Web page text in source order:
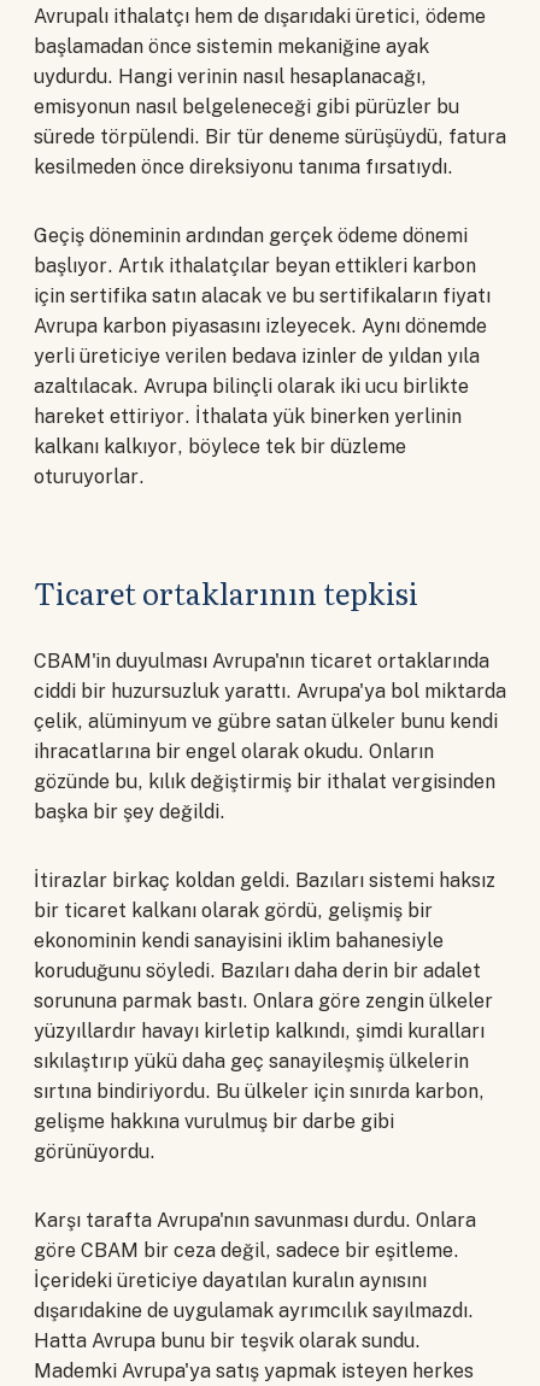
Avrupalı ithalatçı hem de dışarıdaki üretici, ödeme
başlamadan önce sistemin mekaniğine ayak
uydurdu. Hangi verinin nasıl hesaplanacağı,
emisyonun nasıl belgeleneceği gibi pürüzler bu
sürede törpülendi. Bir tür deneme sürüşüydü, fatura
kesilmeden önce direksiyonu tanıma fırsatıydı.
Geçiş döneminin ardından gerçek ödeme dönemi
başlıyor. Artık ithalatçılar beyan ettikleri karbon
için sertifika satın alacak ve bu sertifikaların fiyatı
Avrupa karbon piyasasını izleyecek. Aynı dönemde
yerli üreticiye verilen bedava izinler de yıldan yıla
azaltılacak. Avrupa bilinçli olarak iki ucu birlikte
hareket ettiriyor. İthalata yük binerken yerlinin
kalkanı kalkıyor, böylece tek bir düzleme
oturuyorlar.
Ticaret ortaklarının tepkisi
CBAM'in duyulması Avrupa'nın ticaret ortaklarında
ciddi bir huzursuzluk yarattı. Avrupa'ya bol miktarda
çelik, alüminyum ve gübre satan ülkeler bunu kendi
ihracatlarına bir engel olarak okudu. Onların
gözünde bu, kılık değiştirmiş bir ithalat vergisinden
başka bir şey değildi.
İtirazlar birkaç koldan geldi. Bazıları sistemi haksız
bir ticaret kalkanı olarak gördü, gelişmiş bir
ekonominin kendi sanayisini iklim bahanesiyle
koruduğunu söyledi. Bazıları daha derin bir adalet
sorununa parmak bastı. Onlara göre zengin ülkeler
yüzyıllardır havayı kirletip kalkındı, şimdi kuralları
sıkılaştırıp yükü daha geç sanayileşmiş ülkelerin
sırtına bindiriyordu. Bu ülkeler için sınırda karbon,
gelişme hakkına vurulmuş bir darbe gibi
görünüyordu.
Karşı tarafta Avrupa'nın savunması durdu. Onlara
göre CBAM bir ceza değil, sadece bir eşitleme.
İçerideki üreticiye dayatılan kuralın aynısını
dışarıdakine de uygulamak ayrımcılık sayılmazdı.
Hatta Avrupa bunu bir teşvik olarak sundu.
Mademki Avrupa'ya satış yapmak isteyen herkes